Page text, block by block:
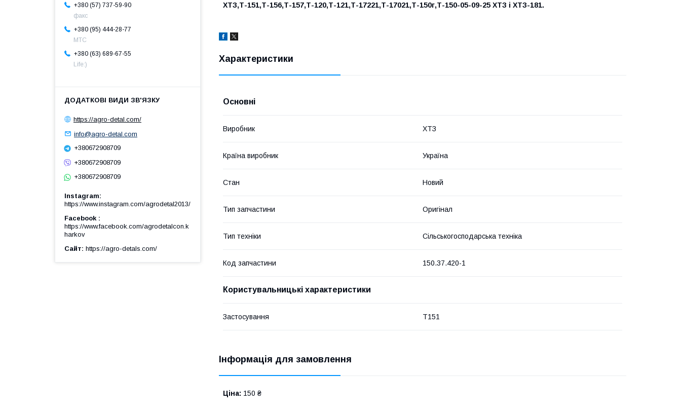
ХТЗ,Т-151,Т-156,Т-157,Т-120,Т-121,Т-17221,Т-17021,Т-150г,Т-150-05-09-25 ХТЗ і ХТЗ-181.
Характеристики
Основні
Виробник ХТЗ
Країна виробник Україна
Стан Новий
Тип запчастини Оригінал
Тип техніки Сільськогосподарська техніка
Код запчастини 150.37.420-1
Користувальницькі характеристики
Застосування Т151
Інформація для замовлення
Ціна: 150 ₴
+380 (57) 737-59-90
факс
+380 (95) 444-28-77
МТС
+380 (63) 689-67-55
Life:)
https://agro-detal.com/
info@agro-detal.com
+380672908709
+380672908709
+380672908709
Instagram
https://www.instagram.com/agrodetal2013/
Facebook
https://www.facebook.com/agrodetalcon.k
harkov
Сайт https://agro-detals.com/